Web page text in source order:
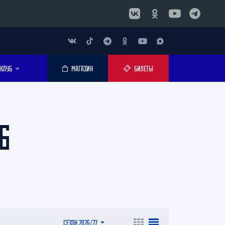
КЛУБ МАГАЗИН БИЛЕТЫ
СЕЗОН 2026/27